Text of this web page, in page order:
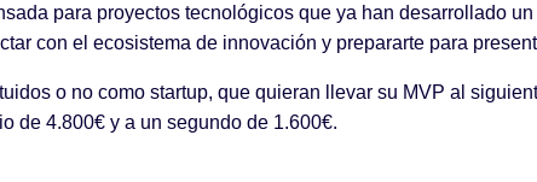
para proyectos tecnológicos que ya han desarrollado
con el ecosistema de innovación y prepararte para
o no como startup, que quieran llevar su MVP al
de 4.800€ y a un segundo de 1.600€.